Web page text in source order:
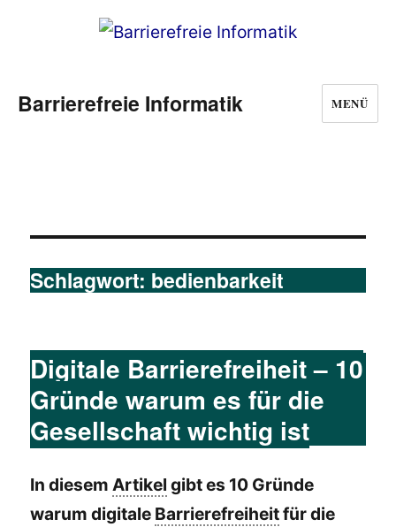
Barrierefreie Informatik MENÜ
Schlagwort: bedienbarkeit
Digitale Barrierefreiheit – 10
Gründe warum es für die
Gesellschaft wichtig ist
In diesem Artikel gibt es 10 Gründe
warum digitale Barrierefreiheitfür die